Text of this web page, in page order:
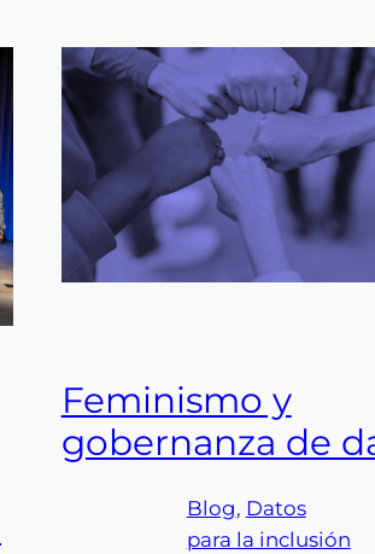
Feminismo y
gobernanza de
Blog, Datos
para la inclusión